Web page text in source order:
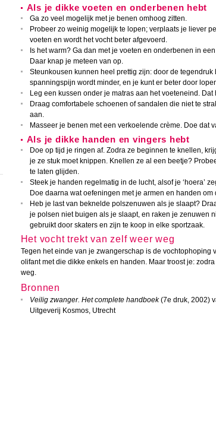
Als je dikke voeten en onderbenen hebt
Ga zo veel mogelijk met je benen omhoog zitten.
Probeer zo weinig mogelijk te lopen; verplaats je liever
voeten en wordt het vocht beter afgevoerd.
Is het warm? Ga dan met je voeten en onderbenen in
Daar knap je meteen van op.
Steunkousen kunnen heel prettig zijn: door de
spanningspijn wordt minder, en je kunt er beter door
Leg een kussen onder je matras aan het voeteneind.
Draag comfortabele schoenen of sandalen die niet te
aan.
Masseer je benen met een verkoelende crème. Doe dat
Als je dikke handen en vingers hebt
Doe op tijd je ringen af. Zodra ze beginnen te knellen,
je ze stuk moet knippen. Knellen ze al een beetje?
te laten glijden.
Steek je handen regelmatig in de lucht, alsof je ‘hoera’
Doe daarna wat oefeningen met je armen en handen
Heb je last van beknelde polszenuwen als je slaapt?
je polsen niet buigen als je slaapt, en raken je zenuwen
gebruikt door skaters en zijn te koop in elke sportzaak.
Het vocht trekt van zelf weer weg
Tegen het einde van je zwangerschap is de vochtophoping
olifant met die dikke enkels en handen. Maar troost je:
weg.
Bronnen
Veilig zwanger. Het complete handboek(7e druk, 2002)
Uitgeverij Kosmos, Utrecht